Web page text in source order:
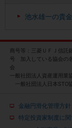
池水雄一の貴
商号等：三菱ＵＦＪ信
号 加入している協会の
会
一般社団法人資産運用業
一般社団法人日本STO
金融円滑化管理方針
特定投資家制度に関